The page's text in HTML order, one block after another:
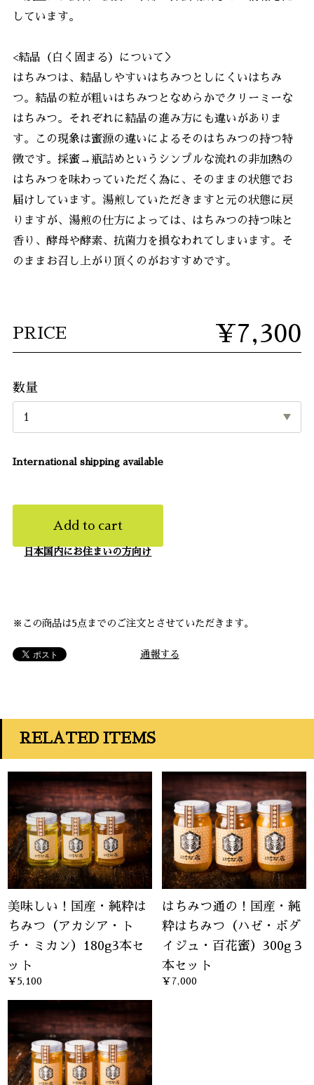
しています。
<結晶（白く固まる）について＞
はちみつは、結晶しやすいはちみつとしにくいはちみ
つ。結晶の粒が粗いはちみつとなめらかでクリーミーな
はちみつ。それぞれに結晶の進み方にも違いがありま
す。この現象は蜜源の違いによるそのはちみつの持つ特
徴です。採蜜→瓶詰めというシンプルな流れの非加熱の
はちみつを味わっていただく為に、そのままの状態でお
届けしています。湯煎していただきますと元の状態に戻
りますが、湯煎の仕方によっては、はちみつの持つ味と
香り、酵母や酵素、抗菌力を損なわれてしまいます。そ
のままお召し上がり頂くのがおすすめです。
PRICE ¥7,300
数量
International shipping available
Add to cart
日本国内にお住まいの方向け
※この商品は5点までのご注文とさせていただきます。
通報する
RELATED ITEMS
美味しい！国産・純粋は
ちみつ（アカシア・ト
チ・ミカン）180g3本セ
ット
¥5,100
はちみつ通の！国産・純
粋はちみつ（ハゼ・ボダ
イジュ・百花蜜）300g３
本セット
¥7,000